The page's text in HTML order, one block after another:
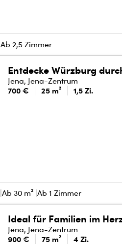
Ab 2,5 Zimmer
Entdecke Würzburg
Jena, Jena-Zentrum
700 € 25 m² 1,5 Zi.
Ab 30 m² Ab 1 Zimmer
Ideal für Familien im
Jena, Jena-Zentrum
900 € 75 m² 4 Zi.